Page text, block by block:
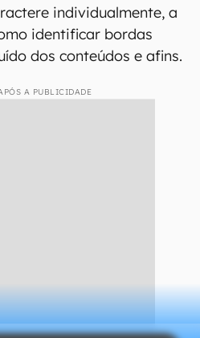
individualmente, a
identificar bordas
dos conteúdos e afins.
A PUBLICIDADE